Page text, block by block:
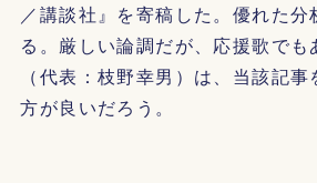
／講談社』を寄稿した。優れた分
る。厳しい論調だが、応援歌でも
（代表：枝野幸男）は、当該記
方が良いだろう。